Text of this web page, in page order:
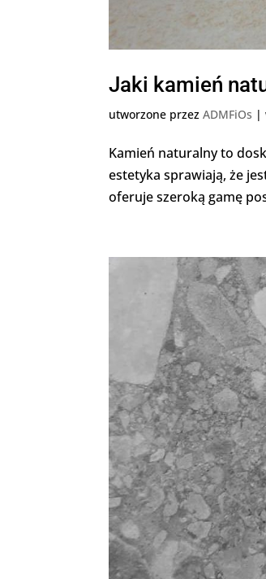
Jaki kamień
utworzone przezADMFiOs |
Kamień naturalny to
estetyka sprawiają, że
oferuje szeroką gamę